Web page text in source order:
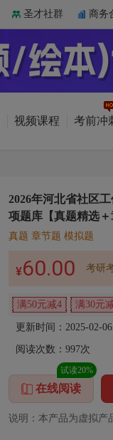
圣才社群 商务
视频课程 考前冲
2026年河北省社区
项题库【真题精选
真题 章节题 模拟题
¥60.00 考研
满50元减4 满30元
更新时间：2025-02-06
阅读次数： 997次
在线阅读
试读20%
说明：本产品为虚拟产